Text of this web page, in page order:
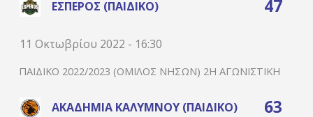
ΈΣΠΕΡΟΣ (ΠΑΙΔΙΚΌ) 47
11 Οκτωβρίου 2022 - 16:30
ΠΑΙΔΙΚΌ 2022/2023 (ΌΜΙΛΟΣ ΝΉΣΩΝ) 2Η ΑΓΩΝΙΣΤΙΚΉ
ΑΚΑΔΗΜΊΑ ΚΑΛΎΜΝΟΥ (ΠΑΙΔΙΚΌ) 63